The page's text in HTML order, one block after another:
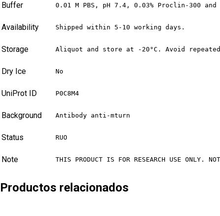
Buffer 0.01 M PBS, pH 7.4, 0.03% Proclin-300
Availability Shipped within 5-10 working days.
Storage Aliquot and store at -20°C. Avoid
Dry Ice No
UniProt ID P0C8M4
Background Antibody anti-mturn
Status RUO
Note THIS PRODUCT IS FOR RESEARCH USE ONLY.
Productos relacionados